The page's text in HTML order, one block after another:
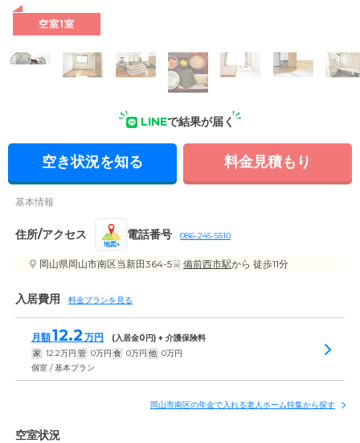
空室1室
LINEで結果が届く
空き状況を知る 料金見積もり
基本情報
住所/アクセス
地図
電話番号 086-245-5510
岡山県岡山市南区当新田364-5 備前西市駅から 徒歩11分
入居費用 料金プランを見る
月額12.2 万円 (入居金0円) + 介護保険料
家 12.2万円 管 0万円 食 0万円 他 0万円
個室 / 基本プラン
岡山市南区の年金で入れる老人ホーム特集から探す
空室状況